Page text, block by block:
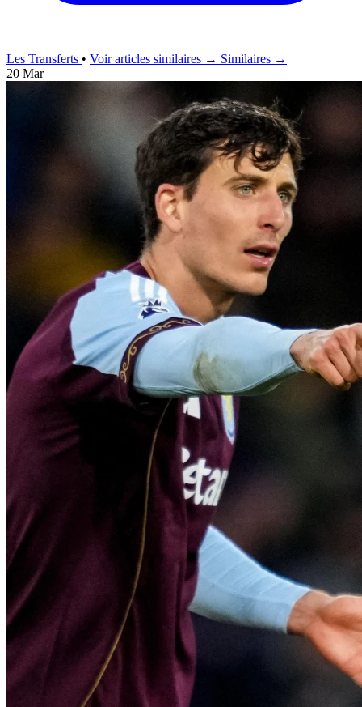
Les Transferts • Voir articles similaires → Similaires →
20 Mar